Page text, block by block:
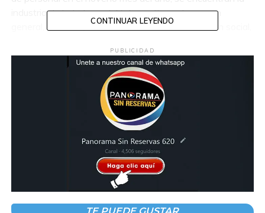
industria de bebidas y del tabaco. Sin embargo, en
general, los trabajadores dependientes de la razón social,
experimentaron una baja mensual del 0.2%. Los
empleados y el personal no dependiente de la razón
social no registraron una variación relevante en el
Estos datos resaltan la actual dinámica del empleo en el
sector manufacturero, subrayando la importancia de
monitorear de cerca los indicadores económicos para
comprender las tendencias del mercado laboral en el país.
CONTINUAR LEYENDO
PUBLICIDAD